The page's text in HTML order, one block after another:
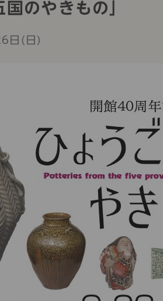
のやきもの」
日(日)